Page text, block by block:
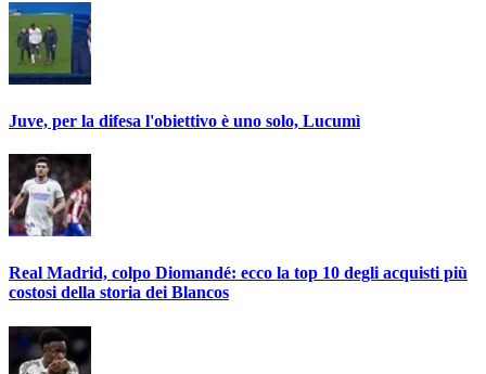
Juve, per la difesa l'obiettivo è uno solo, Lucumì
Real Madrid, colpo Diomandé: ecco la top 10 degli acquisti più
costosi della storia dei Blancos